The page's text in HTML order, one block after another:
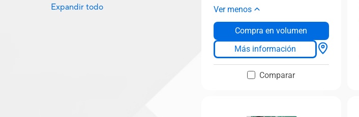
Expandir todo
Ver menos
Compra en volumen
Más información
Comparar